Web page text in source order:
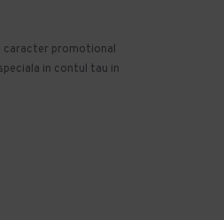
caracter promotional
in contul tau in